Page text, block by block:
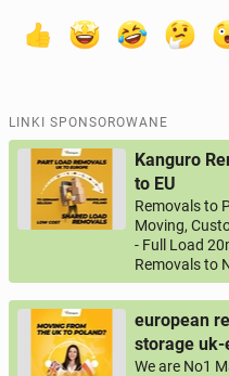
LINKI SPONSOROWANE
Kanguro
to EU
Removals to
Moving,
- Full Load
Removals to
european
storage uk-
We are No1